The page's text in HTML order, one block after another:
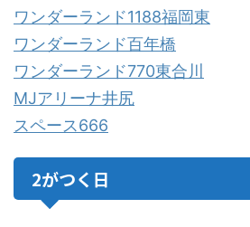
ワンダーランド1188福岡東
ワンダーランド百年橋
ワンダーランド770東合川
MJアリーナ井尻
スペース666
2がつく日